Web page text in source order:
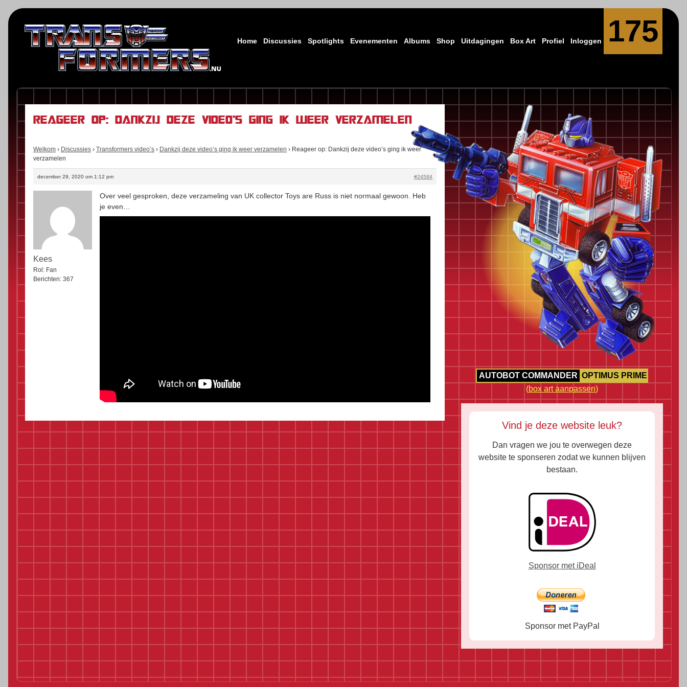
Home Discussies Spotlights Evenementen Albums Shop Uitdagingen Box Art Profiel Inloggen 175
Reageer op: Dankzij deze video’s ging ik weer verzamelen
Welkom › Discussies › Transformers video’s › Dankzij deze video’s ging ik weer verzamelen › Reageer op: Dankzij deze video’s ging ik weer
verzamelen
december 29, 2020 om 1:12 pm #24584
Kees
Rol: Fan
Berichten: 367
Over veel gesproken, deze verzameling van UK collector Toys are Russ is niet normaal gewoon. Heb
je even…
AUTOBOT COMMANDER OPTIMUS PRIME
(box art aanpassen)
Vind je deze website leuk?
Dan vragen we jou te overwegen deze
website te sponseren zodat we kunnen blijven
bestaan.
Sponsor met iDeal
Sponsor met PayPal